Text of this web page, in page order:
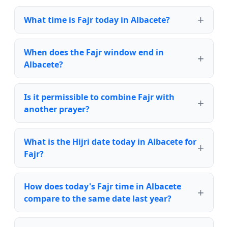
What time is Fajr today in Albacete?
When does the Fajr window end in
Albacete?
Is it permissible to combine Fajr with
another prayer?
What is the Hijri date today in Albacete for
Fajr?
How does today's Fajr time in Albacete
compare to the same date last year?